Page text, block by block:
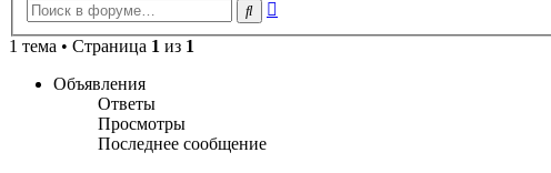
Поиск
1 тема • Страница 1 из 1
Объявления
Ответы
Просмотры
Последнее сообщение